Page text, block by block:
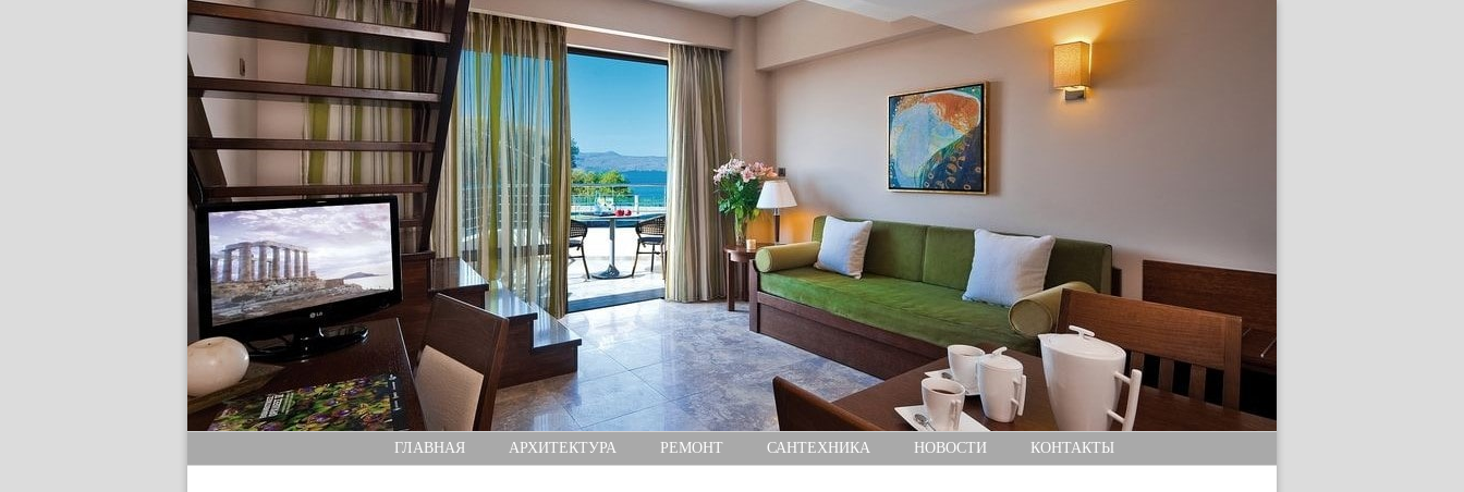
ГЛАВНАЯ АРХИТЕКТУРА РЕМОНТ САНТЕХНИКА НОВОСТИ КОНТАКТЫ